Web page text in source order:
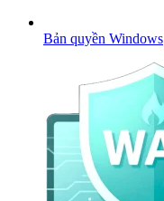
Bản quyền Windows